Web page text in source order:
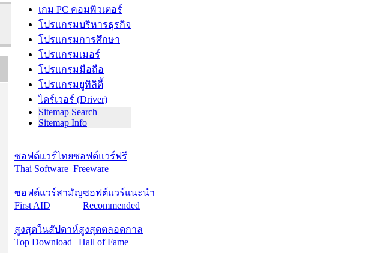
เกม PC คอมพิวเตอร์
โปรแกรมบริหารธุรกิจ
โปรแกรมการศึกษา
โปรแกรมเมอร์
โปรแกรมมือถือ
โปรแกรมยูทิลิตี้
ไดร์เวอร์ (Driver)
Sitemap Search
Sitemap Info
ซอฟต์แวร์ไทย
Thai Software
ซอฟต์แวร์ฟรี
Freeware
ซอฟต์แวร์สามัญ
First AID
ซอฟต์แวร์แนะนำ
Recommended
สูงสุดในสัปดาห์
Top Download
สูงสุดตลอดกาล
Hall of Fame